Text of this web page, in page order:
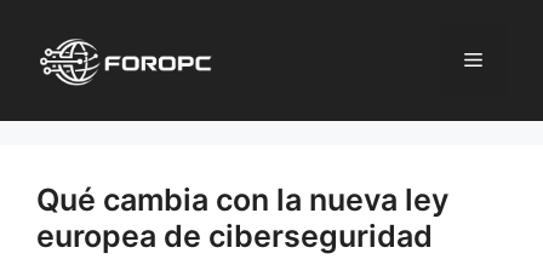
contenido
Menú
Qué cambia con la nueva ley
europea de ciberseguridad